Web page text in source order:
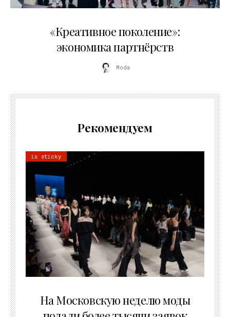
«Креативное поколение»:
экономика партнёрств
Moda
Рекомендуем
is sticky
На Московскую неделю моды